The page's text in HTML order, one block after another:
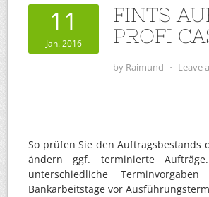
11
Jan. 2016
FINTS
PROFI
by Raimund ⋅ Leave
So prüfen Sie den Auftragsbestands
ändern ggf. terminierte
unterschiedliche
Bankarbeitstage vor